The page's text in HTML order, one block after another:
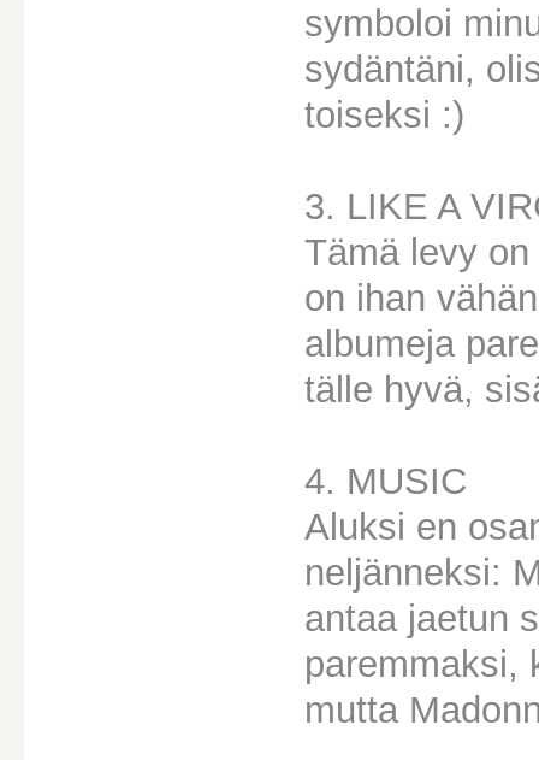
symboloi
sydäntäni,
toiseksi :)
3. LIKE A
Tämä levy
on ihan
albumeja
tälle hyvä,
4. MUSIC
Aluksi en
neljänneksi:
antaa jaetun
paremmaksi,
mutta